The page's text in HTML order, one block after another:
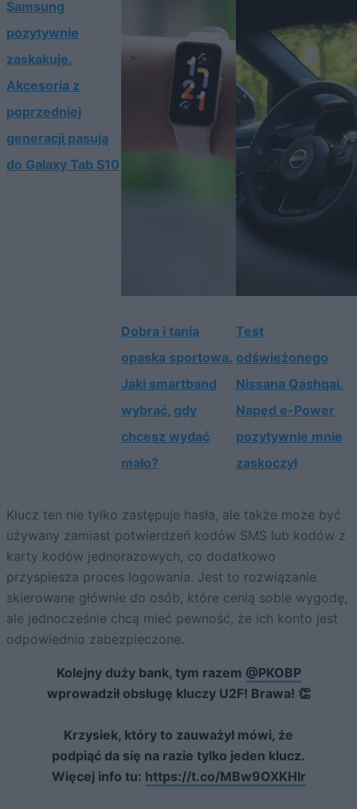
Samsung
pozytywnie
zaskakuje.
Akcesoria z
poprzedniej
generacji pasują
do Galaxy Tab S10
Dobra i tania
opaska sportowa.
Jaki smartband
wybrać, gdy
chcesz wydać
mało?
Test
odświeżonego
Nissana Qashqai.
Napęd e-Power
pozytywnie mnie
zaskoczył
Klucz ten nie tylko zastępuje hasła, ale także może być
używany zamiast potwierdzeń kodów SMS lub kodów z
karty kodów jednorazowych, co dodatkowo
przyspiesza proces logowania. Jest to rozwiązanie
skierowane głównie do osób, które cenią sobie wygodę,
ale jednocześnie chcą mieć pewność, że ich konto jest
odpowiednio zabezpieczone.
Kolejny duży bank, tym razem @PKOBP
wprowadził obsługę kluczy U2F! Brawa! 👏
Krzysiek, który to zauważył mówi, że
podpiąć da się na razie tylko jeden klucz.
Więcej info tu: https://t.co/MBw9OXKHIr